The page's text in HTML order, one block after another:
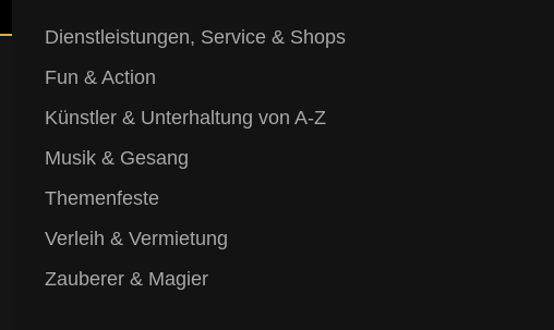
Dienstleistungen, Service & Shops
Fun & Action
Künstler & Unterhaltung von A-Z
Musik & Gesang
Themenfeste
Verleih & Vermietung
Zauberer & Magier